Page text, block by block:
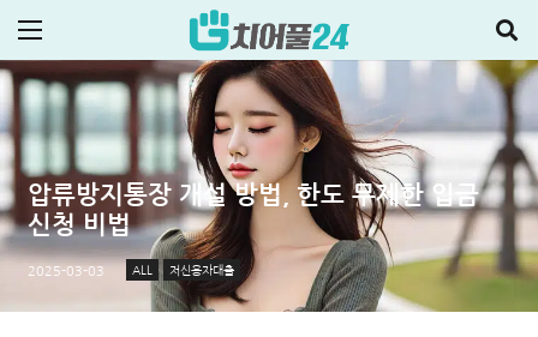
압류방지통장 개설 방법, 한도 무제한 입금
신청 비법
2025-03-03 ALL 저신용자대출